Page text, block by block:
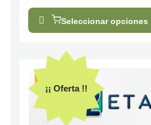
Seleccionar opciones
¡¡ Oferta !!